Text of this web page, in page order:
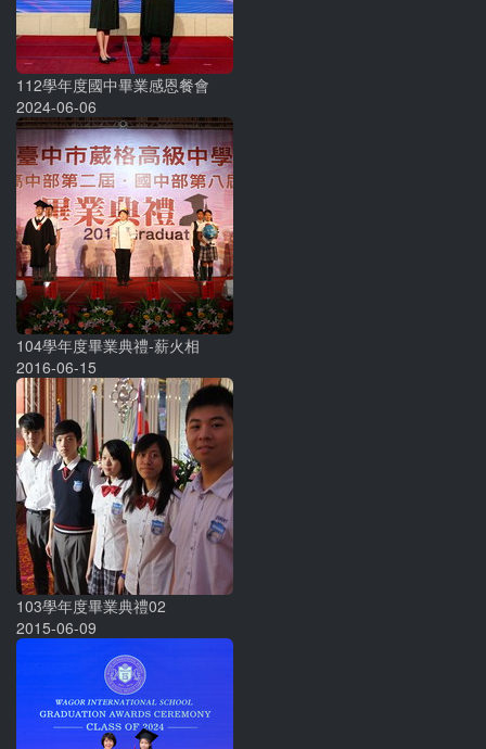
112學年度國中畢業感恩餐會
2024-06-06
104學年度畢業典禮-薪火相
2016-06-15
103學年度畢業典禮02
2015-06-09